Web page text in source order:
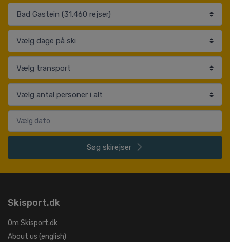
Søg skirejser
Skisport.dk
Om Skisport.dk
About us (english)